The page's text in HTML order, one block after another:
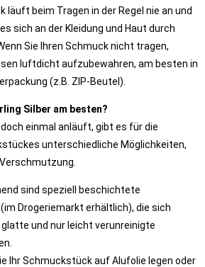
läuft beim Tragen in der Regel nie an und
sich an der Kleidung und Haut durch
Sie Ihren Schmuck nicht tragen,
luftdicht aufzubewahren, am besten in
(z.B. ZIP-Beutel).
Silber am besten?
einmal anläuft, gibt es für die
unterschiedliche Möglichkeiten,
sind speziell beschichtete
Drogeriemarkt erhältlich), die sich
und nur leicht verunreinigte
Ihr Schmuckstück auf Alufolie legen oder